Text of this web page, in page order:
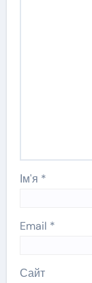
Ім'я *
Email *
Сайт